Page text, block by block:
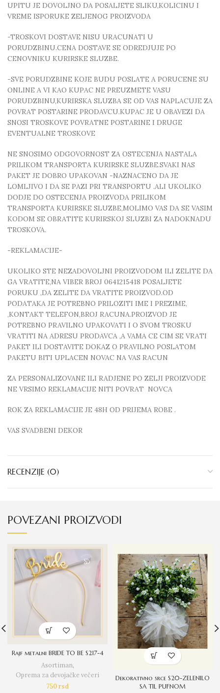
UPITU JE DOVOLJNO DA POSALJETE SLIKU,KOLICINU I
VREME ISPORUKE ZELJENOG PROIZVODA
-TROSKOVI DOSTAVE NISU URACUNATI U
PORUDZBINU.CENA DOSTAVE SE ODREDJUJE PO
CENOVNIKU KURIRSKE SLUZBE.
-SVE PORUDZBINE KOJE BUDU POSLATE A PORUCENE SU
ONLINE A VI KAO KUPAC NE PREUZMETE VASU
PORUDZBINU,KURIRSKA SLUZBA SE OD VAS NAPLACUJE ZA
POVRAT POSTARINE PRODAVCU.KUPAC JE U OBAVEZI DA
SNOSI TROSKOVE POVRATNE POSTARINE I DRUGE
EVENTUALNE TROSKOVE
NE SNOSIMO ODGOVORNOST ZA OSTECENJA NASTALA
PRILIKOM TRANSPORTA KURIRSKE SLUZBE.SVAKI NAS
PAKET JE DOBRO UPAKOVAN -NAZNACENO DA JE
LOMLJIVO I DA SE PAZI PRI TRANSPORTU .ALI UKOLIKO
DODJE DO OSTECENJA PROIZVODA PRILIKOM
TRANSPORTA KURIRSKE SLUZBE,MOLIMO VAS DA SE VASIM
KODOM SE OBRATITE KURIRSKOJ SLUZBI ZA NADOKNADU
TROSKOVA.
-REKLAMACIJE-
UKOLIKO STE NEZADOVOLJNI PROIZVODOM ILI ZELITE DA
GA VRATITE,NA VIBER BROJ 0641215418 POSALJETE
PORUKU ,DA ZELITE DA VRATITE PROIZVOD.OD
PODATAKA JE POTREBNO PRILOZITI IME I PREZIME,
,KONTAKT TELEFON,BROJ RACUNA.PROIZVOD JE
POTREBNO PRAVILNO UPAKOVATI I O SVOM TROSKU
VRATITI NA ADRESU PRODAVCA ,A VAMA CE CIM SE VRATI
PAKET ILI DOSTAVITE DOKAZ O PRAVILNO POSLATOM
PAKETU BITI UPLACEN NOVAC NA VAS RACUN
ZA PERSONALIZOVANE ILI RADJENE PO ZELJI PROIZVODE
NE VRSIMO REKLAMACIJE NITI POVRAT NOVCA
ROK ZA REKLAMACIJE JE 48H OD PRIJEMA ROBE .
VAS SVADBENI DEKOR
RECENZIJE (0)
POVEZANI PROIZVODI
Rajf metalni BRIDE TO BE S217-4
Asortiman,
Oprema za devojačke večeri
750rsd
Dekorativno srce S20-ZELENILO
SA TIL PUFNOM